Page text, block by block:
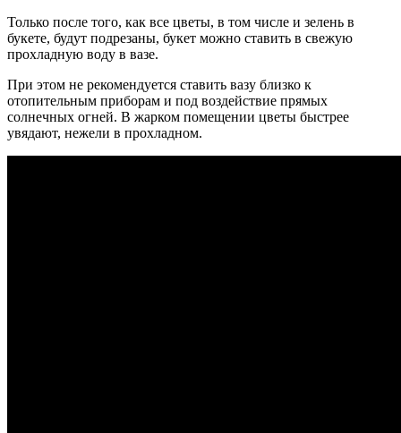
Только после того, как все цветы, в том числе и зелень в
букете, будут подрезаны, букет можно ставить в свежую
прохладную воду в вазе.
При этом не рекомендуется ставить вазу близко к
отопительным приборам и под воздействие прямых
солнечных огней. В жарком помещении цветы быстрее
увядают, нежели в прохладном.